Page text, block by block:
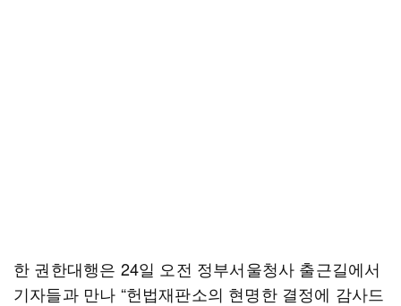
한 권한대행은 24일 오전 정부서울청사 출근길에서
기자들과 만나 “헌법재판소의 현명한 결정에 감사드